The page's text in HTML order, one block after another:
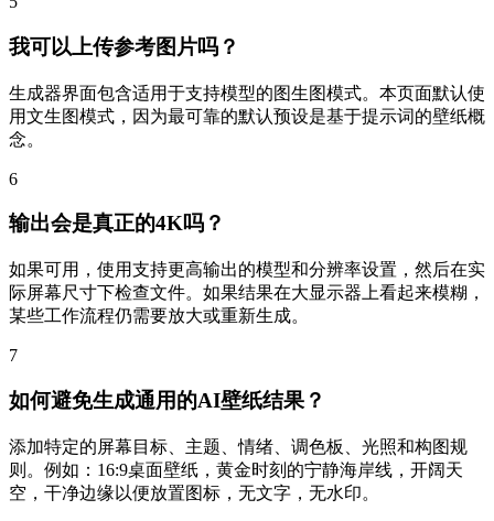
我可以上传参考图片吗？
生成器界面包含适用于支持模型的图生图模式。本页面默认使
用文生图模式，因为最可靠的默认预设是基于提示词的壁纸概
念。
6
输出会是真正的4K吗？
如果可用，使用支持更高输出的模型和分辨率设置，然后在实
际屏幕尺寸下检查文件。如果结果在大显示器上看起来模糊，
某些工作流程仍需要放大或重新生成。
7
如何避免生成通用的AI壁纸结果？
添加特定的屏幕目标、主题、情绪、调色板、光照和构图规
则。例如：16:9桌面壁纸，黄金时刻的宁静海岸线，开阔天
空，干净边缘以便放置图标，无文字，无水印。